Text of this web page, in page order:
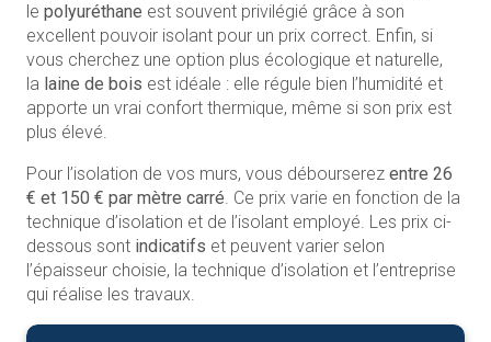
le polyuréthane est souvent privilégié grâce à son
excellent pouvoir isolant pour un prix correct. Enfin, si
vous cherchez une option plus écologique et naturelle,
la laine de bois est idéale : elle régule bien l’humidité et
apporte un vrai confort thermique, même si son prix est
plus élevé.
Pour l’isolation de vos murs, vous débourserez entre 26
€ et 150 € par mètre carré. Ce prix varie en fonction de la
technique d’isolation et de l’isolant employé. Les prix ci-
dessous sont indicatifs et peuvent varier selon
l’épaisseur choisie, la technique d’isolation et l’entreprise
qui réalise les travaux.